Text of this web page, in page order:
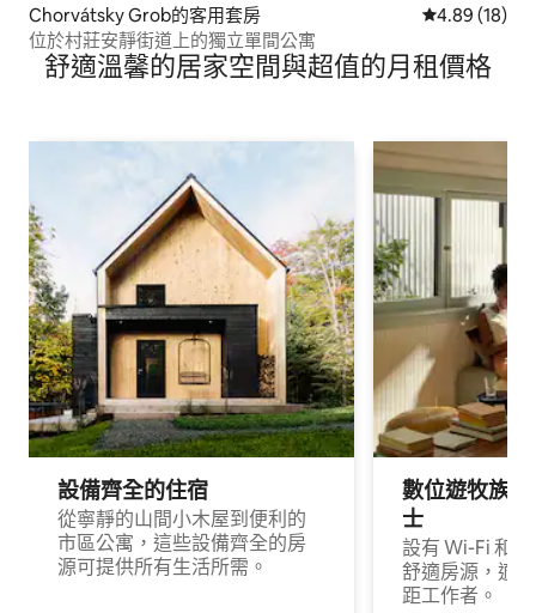
Chorvátsky Grob的客用套房 從 18 則評價
4.89 (18)
位於村莊安靜街道上的獨立單間公寓
舒適溫馨的居家空間與超值的月租價格
設備齊全的住宿
從寧靜的山間小木屋到便利的
市區公寓，這些設備齊全的房
源可提供所有生活所需。
數位遊牧族
士
設有 Wi-Fi 和
舒適房源，適
距工作者。